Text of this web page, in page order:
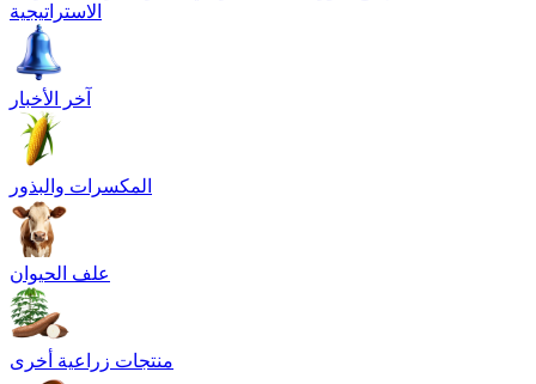
الاستراتيجية
آخر الأخبار
المكسرات والبذور
علف الحيوان
منتجات زراعية أخرى